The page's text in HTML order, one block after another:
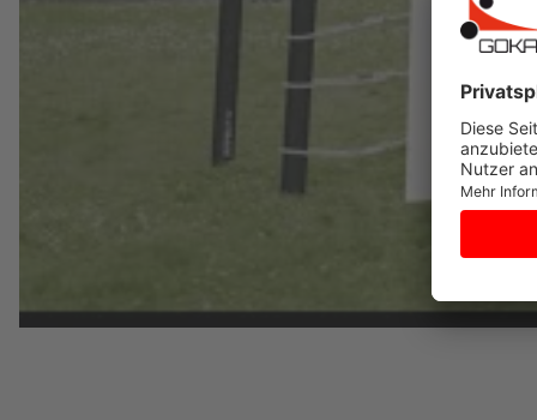
Niederländische USt ID: NL806218290B01
Nummer der niederländischen
https://www.berg.com/de
Henk van den Berg